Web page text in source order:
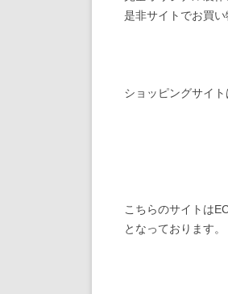
是非サイトでお買
ショッピングサイト
こちらのサイトは
となっております。